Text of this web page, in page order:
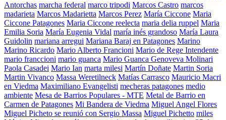
Antorchas marcha federal marco tripodi Marcos Castro marcos
madarieta Marcos Madarietta Marcos Perez María Ciccone Maria
Ciccone Patagones Maria Ciccone reelecta maria delia ruppel Maria
Emilia Soria María Eugenia Vidal maría inés grandoso María Laura
Guidolin mariana arregui Mariana Baraj en Patagones Marino
Marino Ricardo Mario Alberto Francioni Mario de Rege Intendente
mario franccioni mario guanca Mario Guanca Genoveva Molinari
Paola Casadei Mario Ian marta milesi Martín Doñate Martin Soria
Martin Vivanco Massa Weretilneck Matías Carrasco Mauricio Macri
en Viedma Maximiliano Evangelisti mecheras patagones medio
ambiente Mesa de Barrios Populares - MTE Metal de Barrio en
Carmen de Patagones Mi Bandera de Viedma Miguel Angel Flores
Miguel Picheto se reunió con Sergio Massa Miguel Pichetto miles